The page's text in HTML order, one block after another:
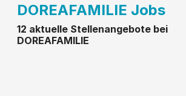
DOREAFAMILIE Jobs
12 aktuelle Stellenangebote bei
DOREAFAMILIE